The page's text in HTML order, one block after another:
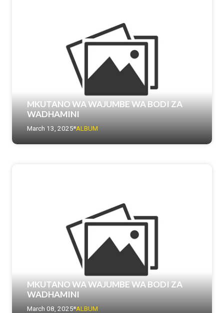
MKUTANO WA WAJUMBE WA BODI ZA
WADHAMINI
March 13, 2025 ALBUM
MKUTANO WA WAJUMBE WA BODI ZA
WADHAMINI
March 08, 2025 ALBUM